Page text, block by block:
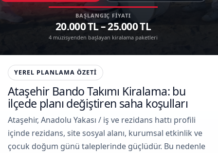
BAŞLANGIÇ FIYATI
20.000 TL – 25.000 TL
4 müzisyenden başlayan kiralama paketleri
YEREL PLANLAMA ÖZETI
Ataşehir Bando Takımı Kiralama: bu
ilçede planı değiştiren saha koşulları
Ataşehir, Anadolu Yakası / iş ve rezidans hattı profili
içinde rezidans, site sosyal alanı, kurumsal etkinlik ve
çocuk doğum günü taleplerinde güçlüdür. Bu nedenle